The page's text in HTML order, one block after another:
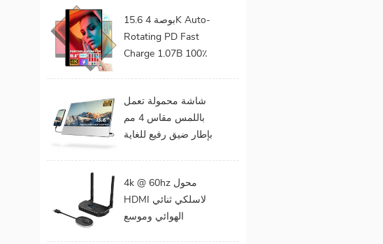
بروجيكتور للألعاب 0
كمون
15.6 بوصة 4K Auto-
Rotating PD Fast
Charge 1.07B 100٪
Portable Monitor
لأجهزة الكمبيوتر
المحمول
شاشة محمولة تعمل
باللمس مقاس 4 مم
بإطار ضيق رفيع للغاية
بكسل
4k @ 60hz محول
HDMI لاسلكي ثنائي
الهوائي وموسع